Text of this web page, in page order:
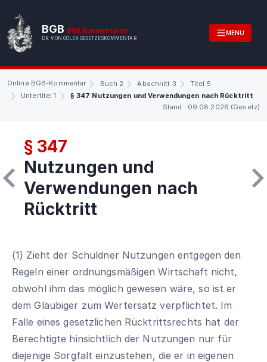
BGB BGB.Kommentar.de
DR. VON GÖLER GESETZESKOMMENTAR
MENU
Online BGB-Kommentar Buch 2 Abschnitt 3
Titel 5
Untertitel 1
§ 347 Nutzungen und Verwendungen nach Rücktritt
Stand: 09.08.2026 (Gesetz)
§ 347
Nutzungen und
Verwendungen nach
Rücktritt
(1) Zieht der Schuldner Nutzungen entgegen den
Regeln einer ordnungsmäßigen Wirtschaft nicht,
obwohl ihm das möglich gewesen wäre, so ist er
dem Gläubiger zum Wertersatz verpflichtet. Im
Falle eines gesetzlichen Rücktrittsrechts hat der
Berechtigte hinsichtlich der Nutzungen nur für
diejenige Sorgfalt einzustehen, die er in eigenen